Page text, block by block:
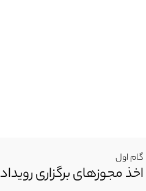
گام اول
اخذ مجوزهای برگزاری رویداد